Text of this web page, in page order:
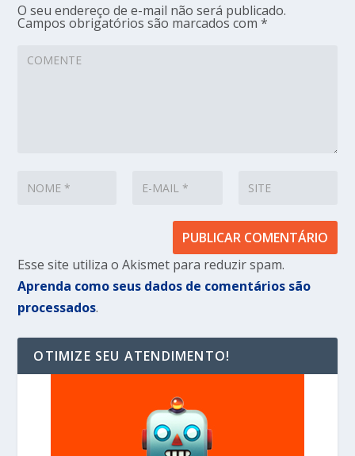
O seu endereço de e-mail não será publicado.
Campos obrigatórios são marcados com*
Esse site utiliza o Akismet para reduzir spam.
Aprenda como seus dados de comentários são
processados.
OTIMIZE SEU ATENDIMENTO!